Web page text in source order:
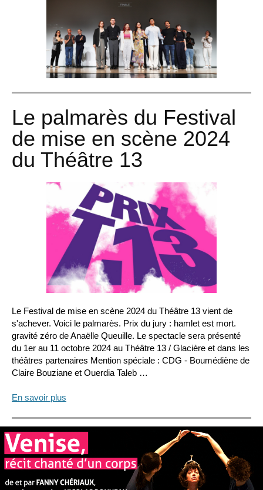
Le palmarès du Festival
de mise en scène 2024
du Théâtre 13
Le Festival de mise en scène 2024 du Théâtre 13 vient de
s'achever. Voici le palmarès. Prix du jury : hamlet est mort.
gravité zéro de Anaëlle Queuille. Le spectacle sera présenté
du 1er au 11 octobre 2024 au Théâtre 13 / Glacière et dans les
théâtres partenaires Mention spéciale : CDG - Boumédiène de
Claire Bouziane et Ouerdia Taleb …
En savoir plus